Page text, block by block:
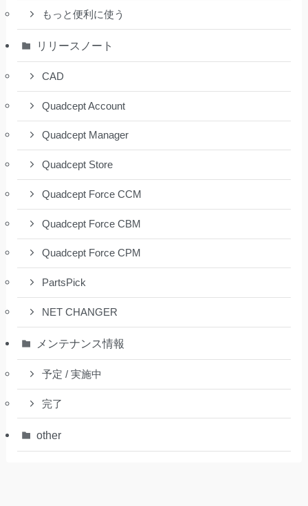
もっと便利に使う
リリースノート
CAD
Quadcept Account
Quadcept Manager
Quadcept Store
Quadcept Force CCM
Quadcept Force CBM
Quadcept Force CPM
PartsPick
NET CHANGER
メンテナンス情報
予定 / 実施中
完了
other